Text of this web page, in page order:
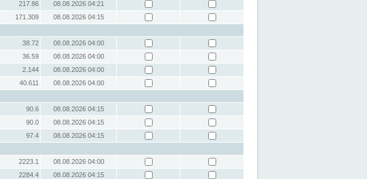
217.86
08.08.2026 04:21
171.309
08.08.2026 04:15
38.72
08.08.2026 04:00
36.59
08.08.2026 04:00
2.144
08.08.2026 04:00
40.611
08.08.2026 04:00
90.6
08.08.2026 04:15
90.0
08.08.2026 04:15
97.4
08.08.2026 04:15
2223.1
08.08.2026 04:00
2284.4
08.08.2026 04:15